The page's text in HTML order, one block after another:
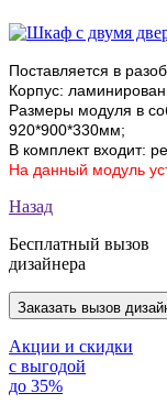
Поставляется в
Корпус:
Размеры модуля в
920*900*330мм;
В комплект входит:
На данный модуль
Назад
Бесплатный вызов
дизайнера
Заказать вызов
Акции и скидки
с выгодой
до 35%